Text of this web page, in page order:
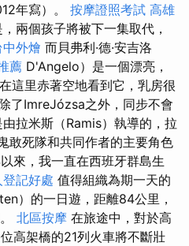
年寫）。 按摩證照考試 高雄
兩個孩子將被下一集取代，
中外燴 而貝弗利·德·安吉洛
薦 D'Angelo）是一個漂亮，
這里赤著空地看到它，乳房很
了ImreJózsa之外，同步不會
拉米斯（Ramis）執導的，拉
敢死隊和共同作者的主要角色
來，我一直在西班牙群島生
記好處 值得組織為期一天的
）的一日遊，距離84公里，
北區按摩 在旅途中，對於高
高架橋的21列火車將不斷壯